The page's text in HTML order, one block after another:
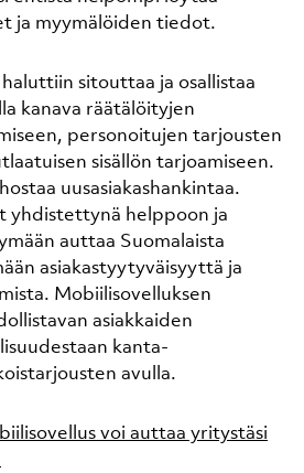
ja myymälöiden tiedot.
sitouttaa ja osallistaa
kanava räätälöityjen
personoitujen tarjousten
sisällön tarjoamiseen.
uusasiakashankintaa.
yhdistettynä helppoon ja
auttaa Suomalaista
asiakastyytyväisyyttä ja
Mobiilisovelluksen
asiakkaiden
kanta-
avulla.
voi auttaa yritystäsi